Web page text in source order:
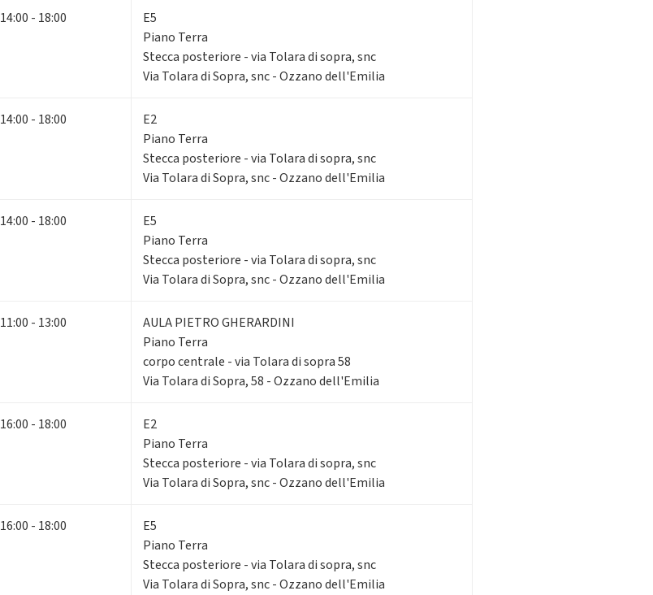
14:00 - 18:00
E5
Piano Terra
Stecca posteriore - via Tolara di sopra, snc
Via Tolara di Sopra, snc - Ozzano dell'Emilia
14:00 - 18:00
E2
Piano Terra
Stecca posteriore - via Tolara di sopra, snc
Via Tolara di Sopra, snc - Ozzano dell'Emilia
14:00 - 18:00
E5
Piano Terra
Stecca posteriore - via Tolara di sopra, snc
Via Tolara di Sopra, snc - Ozzano dell'Emilia
11:00 - 13:00
AULA PIETRO GHERARDINI
Piano Terra
corpo centrale - via Tolara di sopra 58
Via Tolara di Sopra, 58 - Ozzano dell'Emilia
16:00 - 18:00
E2
Piano Terra
Stecca posteriore - via Tolara di sopra, snc
Via Tolara di Sopra, snc - Ozzano dell'Emilia
16:00 - 18:00
E5
Piano Terra
Stecca posteriore - via Tolara di sopra, snc
Via Tolara di Sopra, snc - Ozzano dell'Emilia